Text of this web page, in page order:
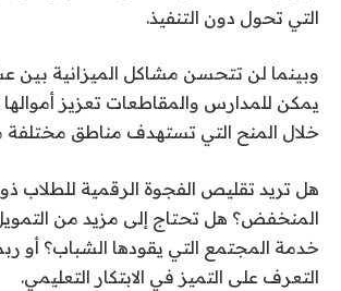
التي تحول دون التنفيذ.
وبينما لن تتحسن مشاكل الميزانية بين
يمكن للمدارس والمقاطعات تعزيز
خلال المنح التي تستهدف مناطق مختلفة
هل تريد تقليص الفجوة الرقمية للطلاب
المنخفض؟ هل تحتاج إلى مزيد من
خدمة المجتمع التي يقودها الشباب؟ أو
التعرف على التميز في الابتكار التعليمي.